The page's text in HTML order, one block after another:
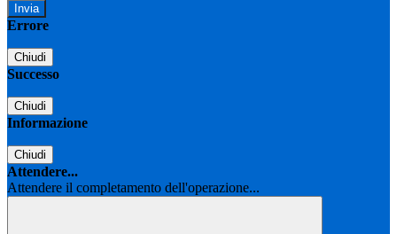
Errore
Chiudi
Successo
Chiudi
Informazione
Chiudi
Attendere...
Attendere il completamento dell'operazione...